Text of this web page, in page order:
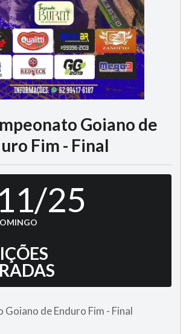
Goiano de
Fim - Final
25
Goiano de Enduro Fim - Final